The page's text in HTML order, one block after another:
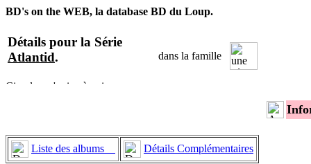
BD's on the WEB, la database BD du Loup.
Détails pour la Série
Atlantid. dans la famille
Liste des albums Détails Complémentaires